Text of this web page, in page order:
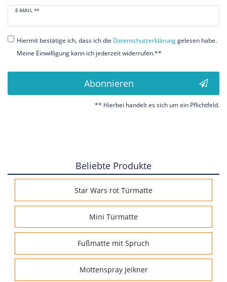
E-MAIL **
Newsletter
Honig
Hiermit bestätige ich, dass ich die Daten­schutz­erklärunggelesen habe.
Meine Einwilligung kann ich jederzeit widerrufen.**
Abonnieren
** Hierbei handelt es sich um ein Pflichtfeld.
Beliebte Produkte
Star Wars rot Türmatte
Mini Türmatte
Fußmatte mit Spruch
Mottenspray Jeikner